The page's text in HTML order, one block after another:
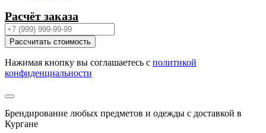
Расчёт заказа
Рассчитать стоимость
Нажимая кнопку вы соглашаетесь с политикой
конфиденциальности
Брендирование любых предметов и одежды с доставкой в
Кургане